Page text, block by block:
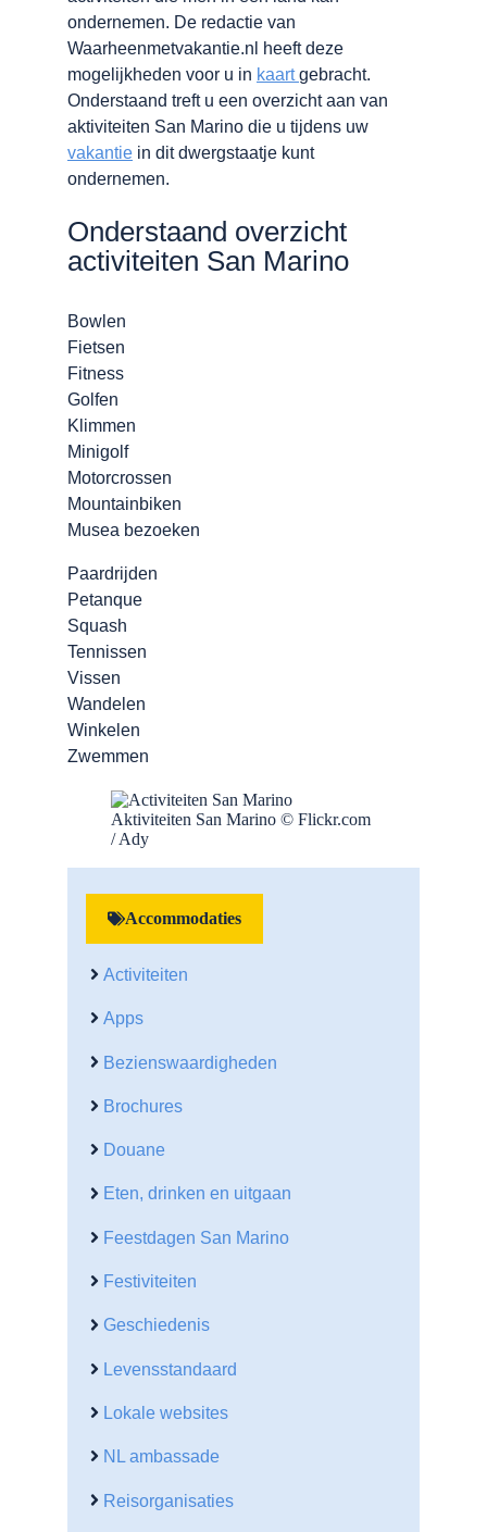
ondernemen. De redactie van
Waarheenmetvakantie.nl heeft deze
mogelijkheden voor u in kaartgebracht.
Onderstaand treft u een overzicht aan van
aktiviteiten San Marino die u tijdens uw
vakantie in dit dwergstaatje kunt
ondernemen.
Onderstaand overzicht
activiteiten San Marino
Bowlen
Fietsen
Fitness
Golfen
Klimmen
Minigolf
Motorcrossen
Mountainbiken
Musea bezoeken
Paardrijden
Petanque
Squash
Tennissen
Vissen
Wandelen
Winkelen
Zwemmen
Aktiviteiten San Marino © Flickr.com
/ Ady
Accommodaties
Activiteiten
Apps
Bezienswaardigheden
Brochures
Douane
Eten, drinken en uitgaan
Feestdagen San Marino
Festiviteiten
Geschiedenis
Levensstandaard
Lokale websites
NL ambassade
Reisorganisaties